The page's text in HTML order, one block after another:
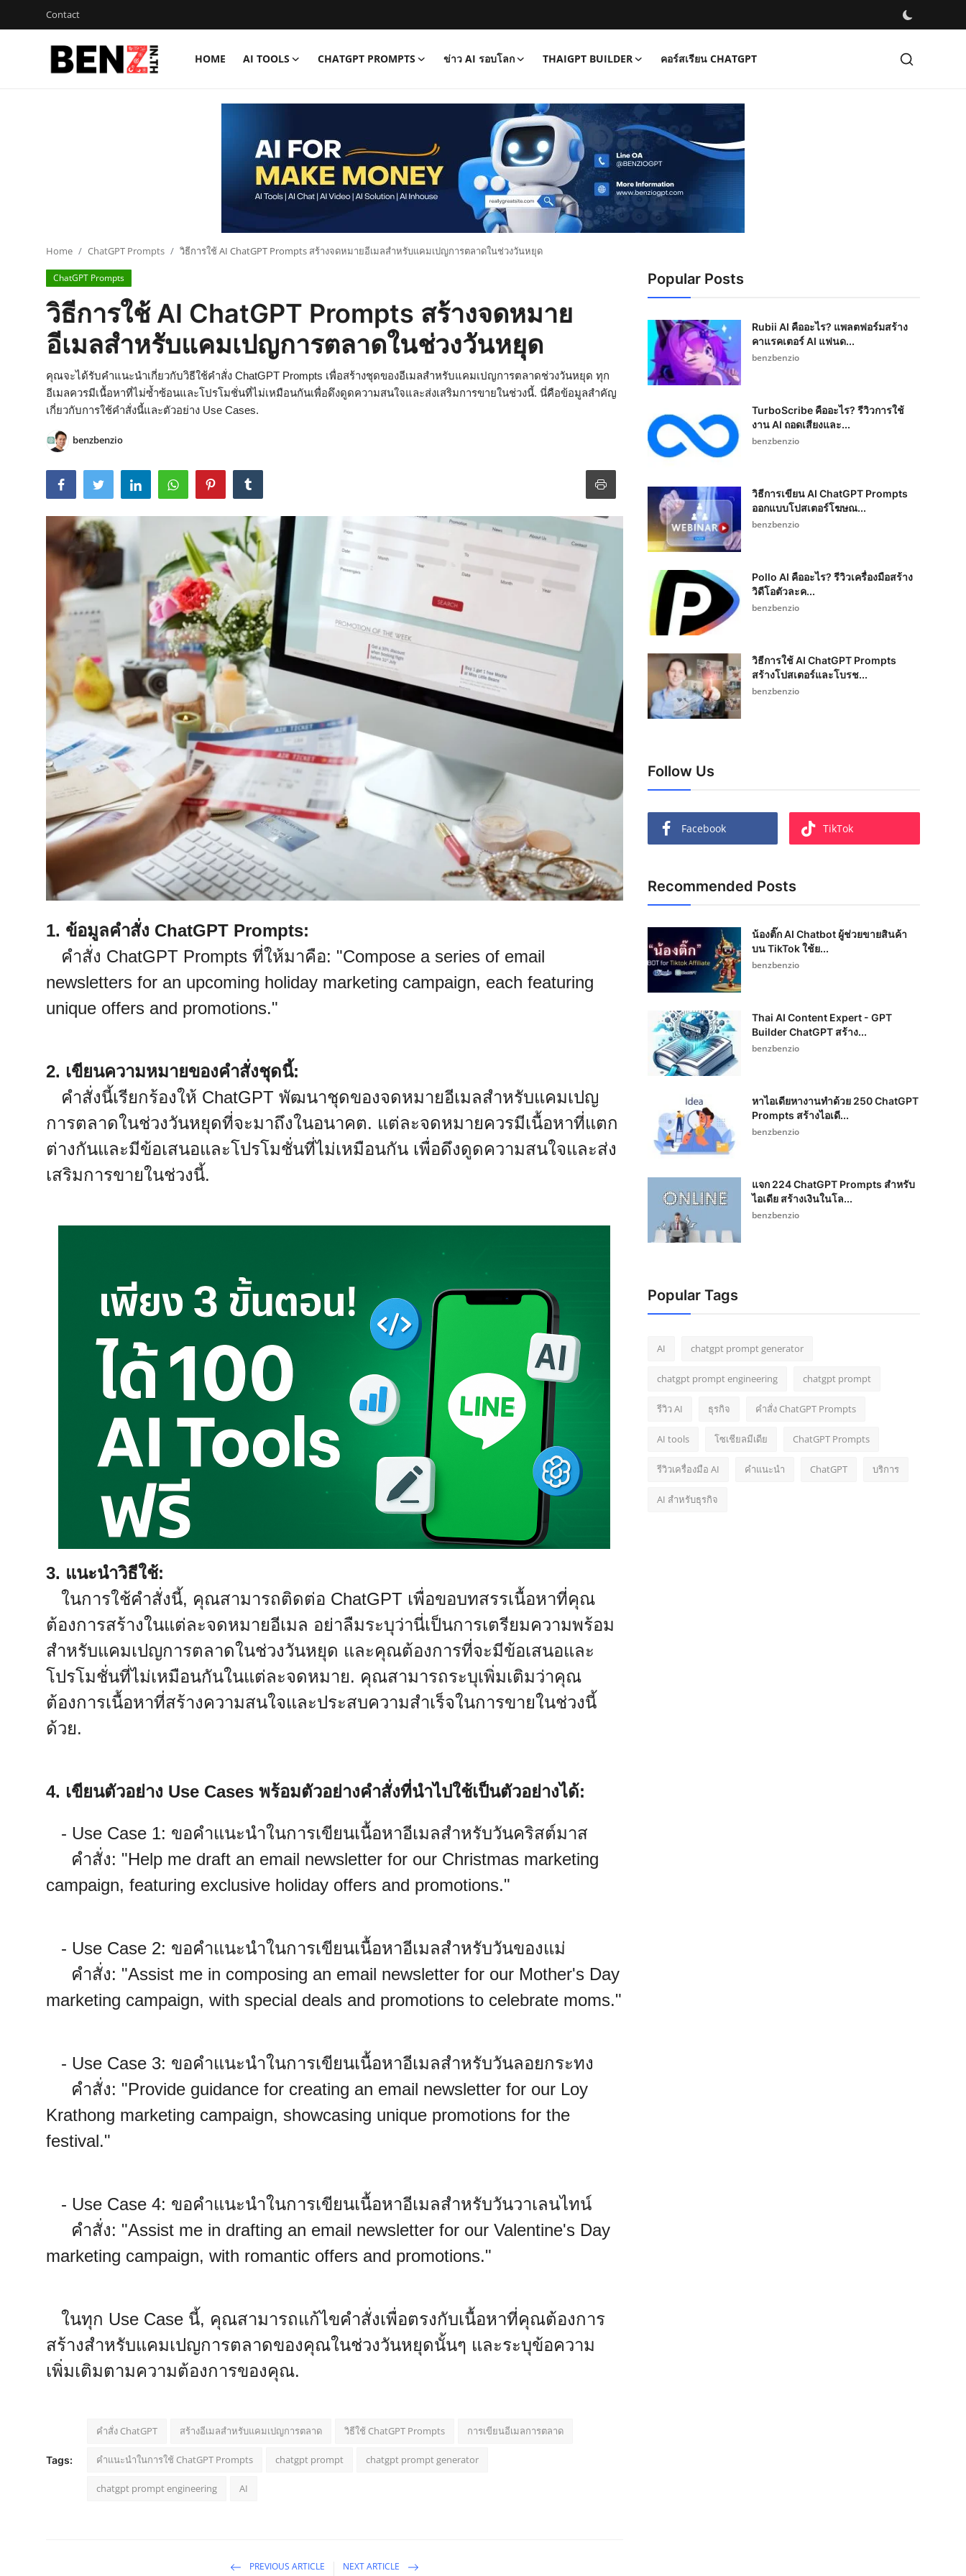
Contact
HOME AI TOOLS CHATGPT PROMPTS ข่าว AI รอบโลก THAIGPT BUILDER คอร์สเรียน CHATGPT
ThaiGPT Builder
คอร์สเรียน ChatGPT
Home ChatGPT Prompts วิธีการใช้ AI ChatGPT Prompts สร้างจดหมายอีเมลสำหรับแคมเปญการตลาดในช่วงวันหยุด
ChatGPT Prompts
วิธีการใช้ AI ChatGPT Prompts สร้างจดหมาย
อีเมลสำหรับแคมเปญการตลาดในช่วงวันหยุด
คุณจะได้รับคำแนะนำเกี่ยวกับวิธีใช้คำสั่ง ChatGPT Prompts เพื่อสร้างชุดของอีเมลสำหรับแคมเปญการตลาดช่วงวันหยุด ทุก
อีเมลควรมีเนื้อหาที่ไม่ซ้ำซ้อนและโปรโมชั่นที่ไม่เหมือนกันเพื่อดึงดูดความสนใจและส่งเสริมการขายในช่วงนี้. นี่คือข้อมูลสำคัญ
เกี่ยวกับการใช้คำสั่งนี้และตัวอย่าง Use Cases.
benzbenzio
1. ข้อมูลคำสั่ง ChatGPT Prompts:
คำสั่ง ChatGPT Prompts ที่ให้มาคือ: "Compose a series of email
newsletters for an upcoming holiday marketing campaign, each featuring
unique offers and promotions."
2. เขียนความหมายของคำสั่งชุดนี้:
คำสั่งนี้เรียกร้องให้ ChatGPT พัฒนาชุดของจดหมายอีเมลสำหรับแคมเปญ
การตลาดในช่วงวันหยุดที่จะมาถึงในอนาคต. แต่ละจดหมายควรมีเนื้อหาที่แตก
ต่างกันและมีข้อเสนอและโปรโมชั่นที่ไม่เหมือนกัน เพื่อดึงดูดความสนใจและส่ง
เสริมการขายในช่วงนี้.
3. แนะนำวิธีใช้:
ในการใช้คำสั่งนี้, คุณสามารถติดต่อ ChatGPT เพื่อขอบทสรรเนื้อหาที่คุณ
ต้องการสร้างในแต่ละจดหมายอีเมล อย่าลืมระบุว่านี่เป็นการเตรียมความพร้อม
สำหรับแคมเปญการตลาดในช่วงวันหยุด และคุณต้องการที่จะมีข้อเสนอและ
โปรโมชั่นที่ไม่เหมือนกันในแต่ละจดหมาย. คุณสามารถระบุเพิ่มเติมว่าคุณ
ต้องการเนื้อหาที่สร้างความสนใจและประสบความสำเร็จในการขายในช่วงนี้
ด้วย.
4. เขียนตัวอย่าง Use Cases พร้อมตัวอย่างคำสั่งที่นำไปใช้เป็นตัวอย่างได้:
- Use Case 1: ขอคำแนะนำในการเขียนเนื้อหาอีเมลสำหรับวันคริสต์มาส
คำสั่ง: "Help me draft an email newsletter for our Christmas marketing
campaign, featuring exclusive holiday offers and promotions."
- Use Case 2: ขอคำแนะนำในการเขียนเนื้อหาอีเมลสำหรับวันของแม่
คำสั่ง: "Assist me in composing an email newsletter for our Mother's Day
marketing campaign, with special deals and promotions to celebrate moms."
- Use Case 3: ขอคำแนะนำในการเขียนเนื้อหาอีเมลสำหรับวันลอยกระทง
คำสั่ง: "Provide guidance for creating an email newsletter for our Loy
Krathong marketing campaign, showcasing unique promotions for the
festival."
- Use Case 4: ขอคำแนะนำในการเขียนเนื้อหาอีเมลสำหรับวันวาเลนไทน์
คำสั่ง: "Assist me in drafting an email newsletter for our Valentine's Day
marketing campaign, with romantic offers and promotions."
ในทุก Use Case นี้, คุณสามารถแก้ไขคำสั่งเพื่อตรงกับเนื้อหาที่คุณต้องการ
สร้างสำหรับแคมเปญการตลาดของคุณในช่วงวันหยุดนั้นๆ และระบุข้อความ
เพิ่มเติมตามความต้องการของคุณ.
Tags:
คำสั่ง ChatGPT สร้างอีเมลสำหรับแคมเปญการตลาด วิธีใช้ ChatGPT Prompts การเขียนอีเมลการตลาด
คำแนะนำในการใช้ ChatGPT Prompts chatgpt prompt chatgpt prompt generator
chatgpt prompt engineering AI
PREVIOUS ARTICLE NEXT ARTICLE
Popular Posts
Rubii AI คืออะไร? แพลตฟอร์มสร้าง
คาแรคเตอร์ AI แฟนด...
benzbenzio
TurboScribe คืออะไร? รีวิวการใช้
งาน AI ถอดเสียงและ...
benzbenzio
วิธีการเขียน AI ChatGPT Prompts
ออกแบบโปสเตอร์โฆษณ...
benzbenzio
Pollo AI คืออะไร? รีวิวเครื่องมือสร้าง
วิดีโอตัวละค...
benzbenzio
วิธีการใช้ AI ChatGPT Prompts
สร้างโปสเตอร์และโบรช...
benzbenzio
Follow Us
Facebook TikTok
Recommended Posts
น้องติ๊ก AI Chatbot ผู้ช่วยขายสินค้า
บน TikTok ใช้ย...
benzbenzio
Thai AI Content Expert - GPT
Builder ChatGPT สร้าง...
benzbenzio
หาไอเดียหางานทำด้วย 250 ChatGPT
Prompts สร้างไอเดี...
benzbenzio
แจก 224 ChatGPT Prompts สำหรับ
ไอเดีย สร้างเงินในโล...
benzbenzio
Popular Tags
AI chatgpt prompt generator
chatgpt prompt engineering chatgpt prompt
รีวิว AI ธุรกิจ คำสั่ง ChatGPT Prompts
AI tools โซเชียลมีเดีย ChatGPT Prompts
รีวิวเครื่องมือ AI คำแนะนำ ChatGPT บริการ
AI สำหรับธุรกิจ